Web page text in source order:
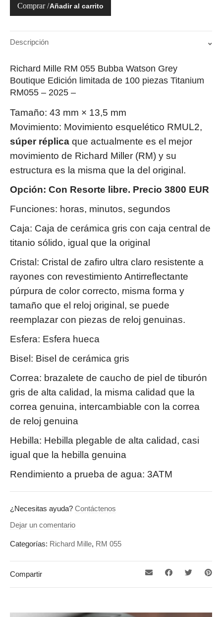
Bubba
Grey
Boutique
quantity
Añadir al carrito
Descripción
Richard Mille RM 055 Bubba Watson Grey
Boutique Edición limitada de 100 piezas Titanium
RM055 – 2025 –
Tamaño: 43 mm × 13,5 mm
Movimiento: Movimiento esquelético RMUL2,
súper réplica que actualmente es el mejor
movimiento de Richard Miller (RM) y su
estructura es la misma que la del original.
Opción: Con Resorte libre. Precio 3800 EUR
Funciones: horas, minutos, segundos
Caja: Caja de cerámica gris con caja central de
titanio sólido, igual que la original
Cristal: Cristal de zafiro ultra claro resistente a
rayones con revestimiento Antirreflectante
púrpura de color correcto, misma forma y
tamaño que el reloj original, se puede
reemplazar con piezas de reloj genuinas.
Esfera: Esfera hueca
Bisel: Bisel de cerámica gris
Correa: brazalete de caucho de piel de tiburón
gris de alta calidad, la misma calidad que la
correa genuina, intercambiable con la correa
de reloj genuina
Hebilla: Hebilla plegable de alta calidad, casi
igual que la hebilla genuina
Rendimiento a prueba de agua: 3ATM
¿Necesitas ayuda? Contáctenos
Dejar un comentario
Categorías: Richard Mille, RM 055
Compartir